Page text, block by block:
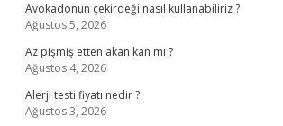
Avokadonun çekirdeği nasıl kullanabiliriz ?
Ağustos 5, 2026
Az pişmiş etten akan kan mı ?
Ağustos 4, 2026
Alerji testi fiyatı nedir ?
Ağustos 3, 2026